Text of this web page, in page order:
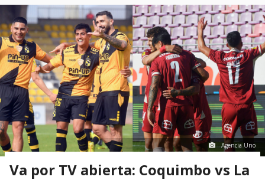
Agencia Uno
Va por TV abierta: Coquimbo vs La